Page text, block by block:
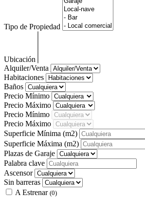
Tipo de Propiedad
Ubicación
Alquiler/Venta
Habitaciones
Baños
Precio Mínimo
Precio Máximo
Precio Mínimo
Precio Máximo
Superficie Mínima (m2)
Superficie Máxima (m2)
Plazas de Garaje
Palabra clave
Ascensor
Sin barreras
A Estrenar (0)